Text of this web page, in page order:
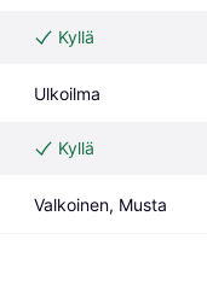
Kyllä
Ulkoilma
Kyllä
Valkoinen, Musta